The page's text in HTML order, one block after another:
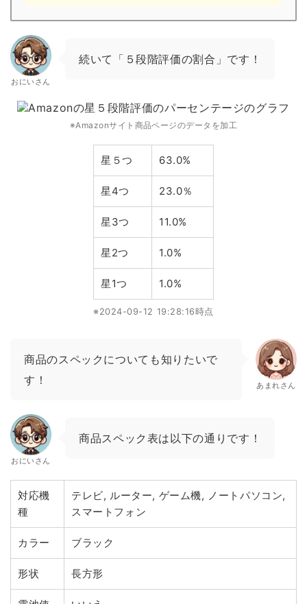
おにいさん
続いて「５段階評価の割合」です！
※Amazonサイト商品ページのデータを加工
星５つ 63.0%
星4つ 23.0％
星3つ 11.0%
星2つ 1.0%
星1つ 1.0%
※2024-09-12 19:28:16時点
商品のスペックについても知りたいで
す！
あまれさん
おにいさん
商品スペック表は以下の通りです！
対応機
種
テレビ, ルーター, ゲーム機, ノートパソコン,
スマートフォン
カラー ブラック
形状 長方形